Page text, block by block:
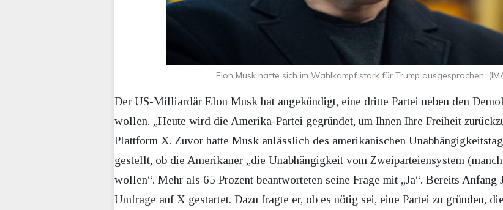
Elon Musk hatte sich im Wahlkampf stark für Trump ausgesprochen.
Der US-Milliardär Elon Musk hat angekündigt, eine dritte Partei neben den
wollen. „Heute wird die Amerika-Partei gegründet, um Ihnen Ihre Freiheit
Plattform X. Zuvor hatte Musk anlässlich des amerikanischen
gestellt, ob die Amerikaner „die Unabhängigkeit vom Zweiparteiensystem
wollen“. Mehr als 65 Prozent beantworteten seine Frage mit „Ja“. Bereits Anfang
Umfrage auf X gestartet. Dazu fragte er, ob es nötig sei, eine Partei zu gründen,